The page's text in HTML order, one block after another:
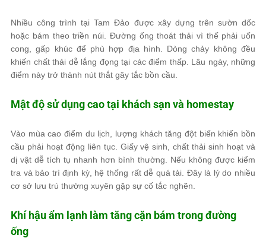
Nhiều công trình tại Tam Đảo được xây dựng trên sườn dốc
hoặc bám theo triền núi. Đường ống thoát thải vì thế phải uốn
cong, gấp khúc để phù hợp địa hình. Dòng chảy không đều
khiến chất thải dễ lắng đọng tại các điểm thấp. Lâu ngày, những
điểm này trở thành nút thắt gây tắc bồn cầu.
Mật độ sử dụng cao tại khách sạn và homestay
Vào mùa cao điểm du lịch, lượng khách tăng đột biến khiến bồn
cầu phải hoạt động liên tục. Giấy vệ sinh, chất thải sinh hoạt và
dị vật dễ tích tụ nhanh hơn bình thường. Nếu không được kiểm
tra và bảo trì định kỳ, hệ thống rất dễ quá tải. Đây là lý do nhiều
cơ sở lưu trú thường xuyên gặp sự cố tắc nghẽn.
Khí hậu ẩm lạnh làm tăng cặn bám trong đường
ống